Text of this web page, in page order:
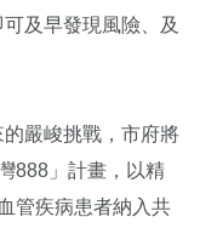
及早發現風險、及
嚴峻挑戰，市府將
888」計畫，以精
管疾病患者納入共